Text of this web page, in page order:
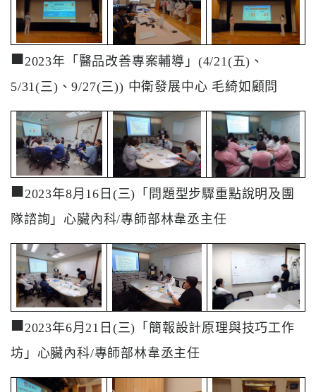
藥
識
社
服
務
術
區
訊
息
專
區
員
專
■2023年「醫品改善專案輔導」(4/21(五)、
5/31(三)、9/27(三)) 中衛發展中心 毛綺如顧問
■2023年8月16日(三)「問題型步驟重點說明及團
隊諮詢」心臟內科/專師部林韋丞主任
■2023年6月21日(三)「簡報設計原理與技巧工作
坊」心臟內科/專師部林韋丞主任